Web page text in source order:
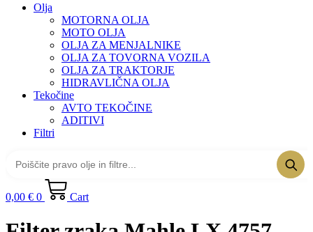
Olja
MOTORNA OLJA
MOTO OLJA
OLJA ZA MENJALNIKE
OLJA ZA TOVORNA VOZILA
OLJA ZA TRAKTORJE
HIDRAVLIČNA OLJA
Tekočine
AVTO TEKOČINE
ADITIVI
Filtri
0,00 € 0 Cart